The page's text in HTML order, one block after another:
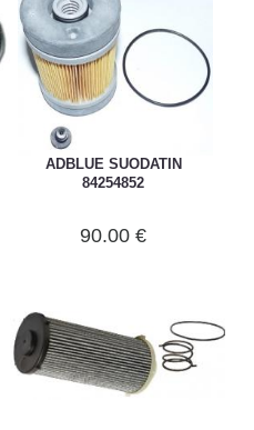
ADBLUE SUODATIN
84254852
90.00 €